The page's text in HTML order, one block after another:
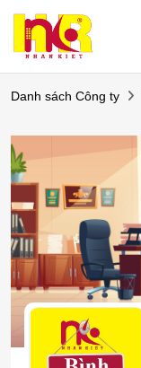
Danh sách Công ty